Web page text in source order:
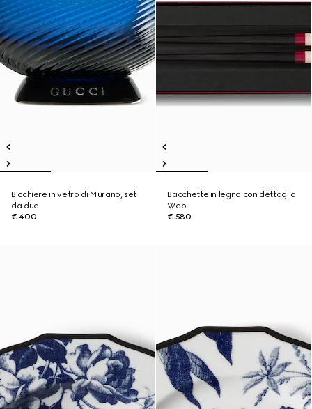
Bicchiere in vetro di Murano, set
da due
€ 400
Bacchette in legno con dettaglio
Web
€ 580